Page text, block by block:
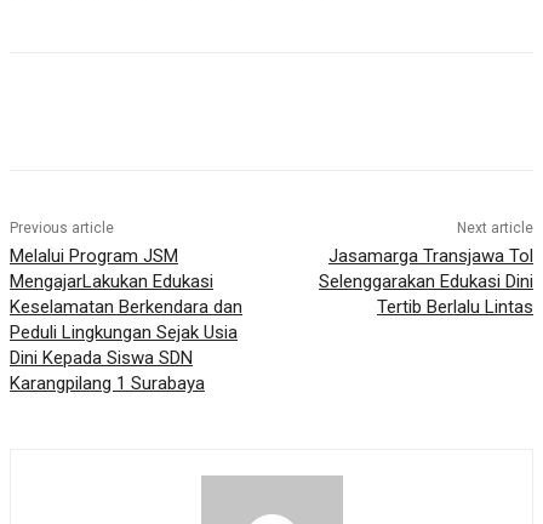
Previous article
Melalui Program JSM
MengajarLakukan Edukasi
Keselamatan Berkendara dan
Peduli Lingkungan Sejak Usia
Dini Kepada Siswa SDN
Karangpilang 1 Surabaya
Next article
Jasamarga Transjawa Tol
Selenggarakan Edukasi Dini
Tertib Berlalu Lintas